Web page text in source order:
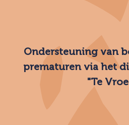
Ondersteuning van
prematuren via het
"Te